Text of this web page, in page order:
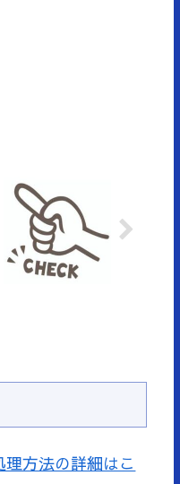
方法の詳細はこ